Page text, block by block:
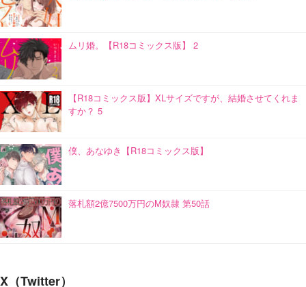
ムリ婚。【R18コミックス版】 2
【R18コミックス版】XLサイズですが、結婚させてくれま
すか？ 5
僕、あなゆき【R18コミックス版】
落札額2億7500万円のM奴隷 第50話
X（Twitter）